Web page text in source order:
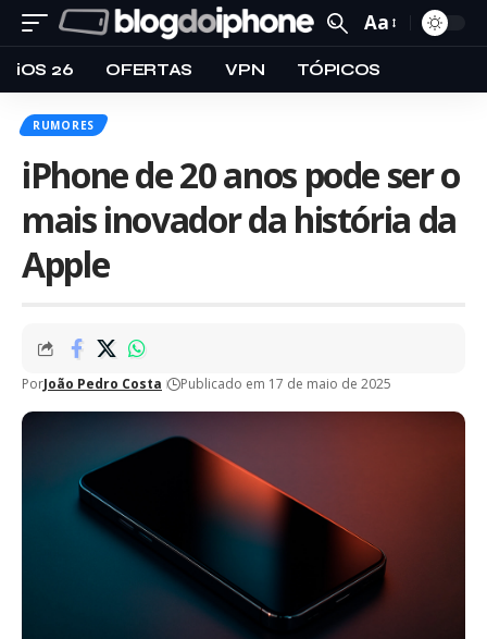
Aa
iOS 26 OFERTAS VPN TÓPICOS
RUMORES
iPhone de 20 anos pode ser o
mais inovador da história da
Apple
PorJoão Pedro Costa Publicado em 17 de maio de 2025